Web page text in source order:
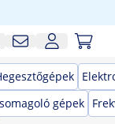
gépek